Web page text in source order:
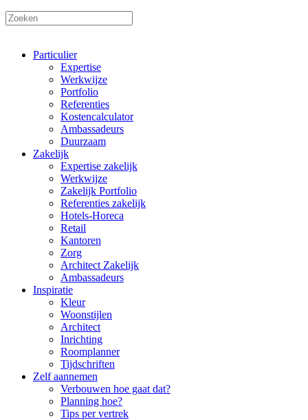
Particulier
Expertise
Werkwijze
Portfolio
Referenties
Kostencalculator
Ambassadeurs
Duurzaam
Zakelijk
Expertise zakelijk
Werkwijze
Zakelijk Portfolio
Referenties zakelijk
Hotels-Horeca
Retail
Kantoren
Zorg
Architect Zakelijk
Ambassadeurs
Inspiratie
Kleur
Woonstijlen
Architect
Inrichting
Roomplanner
Tijdschriften
Zelf aannemen
Verbouwen hoe gaat dat?
Planning hoe?
Tips per vertrek